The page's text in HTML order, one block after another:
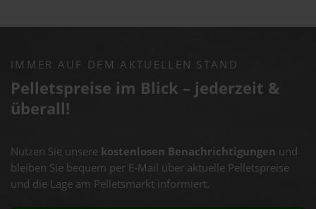
IMMER AUF DEM AKTUELLEN STAND
Pelletspreise im Blick – jederzeit &
überall!
Nutzen Sie unsere kostenlosen Benachrichtigungen und
bleiben Sie bequem per E-Mail über aktuelle Pelletspreise
und die Lage am Pelletsmarkt informiert.